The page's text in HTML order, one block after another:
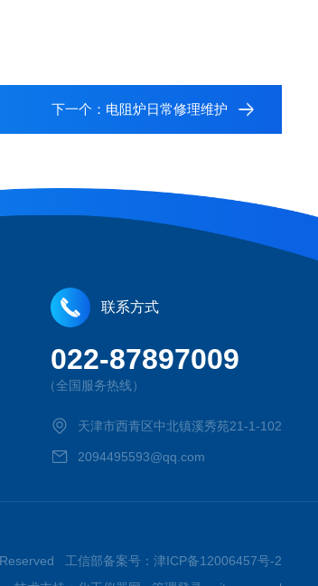
下一个： 电阻炉日常修理维护
联系方式
022-87897009
（全国服务热线）
天津市西青区中北镇溪秀苑21-1-102
2094495593@qq.com
工信部备案号： 津ICP备12006457号-2